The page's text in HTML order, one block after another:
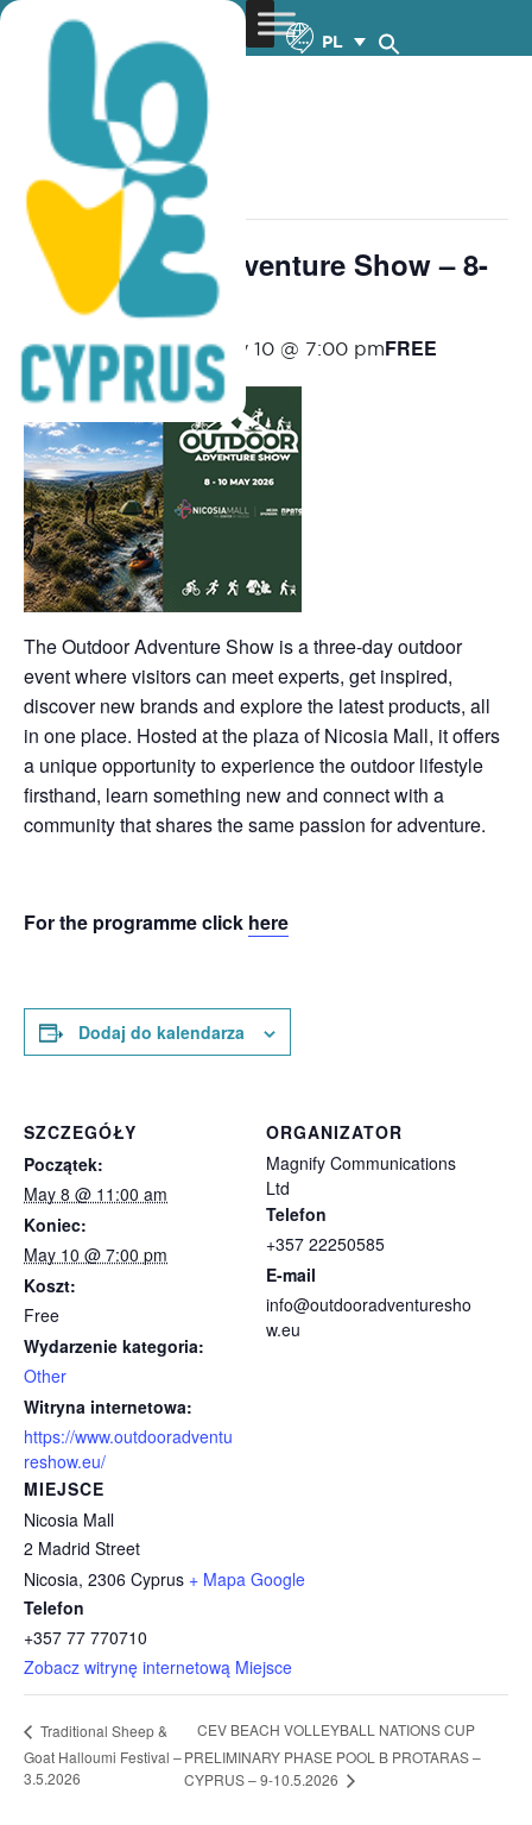
PL
« Wszystkie Wydarzenia
wydarzenie już minęło.
The Outdoor Adventure Show – 8-
10.5.2026
May 8 @ 11:00 am-May 10 @ 7:00 pmFREE
The Outdoor Adventure Show is a three-day outdoor
event where visitors can meet experts, get inspired,
discover new brands and explore the latest products, all
in one place. Hosted at the plaza of Nicosia Mall, it offers
a unique opportunity to experience the outdoor lifestyle
firsthand, learn something new and connect with a
community that shares the same passion for adventure.
For the programme click here
Dodaj do kalendarza
SZCZEGÓŁY
Początek:
May 8 @ 11:00 am
Koniec:
May 10 @ 7:00 pm
Koszt:
Free
Wydarzenie kategoria:
Other
Witryna internetowa:
https://www.outdooradventu
reshow.eu/
MIEJSCE
Nicosia Mall
2 Madrid Street
Nicosia, 2306 Cyprus + Mapa Google
Telefon
+357 77 770710
Zobacz witrynę internetową Miejsce
ORGANIZATOR
Magnify Communications
Ltd
Telefon
+357 22250585
E-mail
info@outdooradventuresho
w.eu
Traditional Sheep &
Goat Halloumi Festival –
3.5.2026
CEV BEACH VOLLEYBALL NATIONS CUP
PRELIMINARY PHASE POOL B PROTARAS –
CYPRUS – 9-10.5.2026